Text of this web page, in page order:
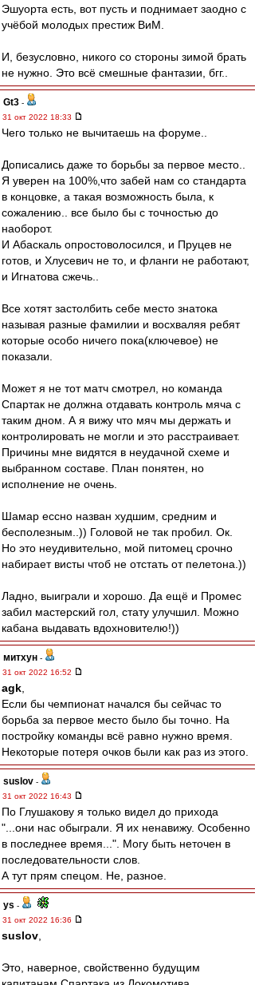
Эшуорта есть, вот пусть и поднимает заодно с
учёбой молодых престиж ВиМ.
И, безусловно, никого со стороны зимой брать
не нужно. Это всё смешные фантазии, бгг..
Gt3 -
31 окт 2022 18:33
Чего только не вычитаешь на форуме..
Дописались даже то борьбы за первое место..
Я уверен на 100%,что забей нам со стандарта
в концовке, а такая возможность была, к
сожалению.. все было бы с точностью до
наоборот.
И Абаскаль опростоволосился, и Пруцев не
готов, и Хлусевич не то, и фланги не работают,
и Игнатова сжечь..
Все хотят застолбить себе место знатока
называя разные фамилии и восхваляя ребят
которые особо ничего пока(ключевое) не
показали.
Может я не тот матч смотрел, но команда
Спартак не должна отдавать контроль мяча с
таким дном. А я вижу что мяч мы держать и
контролировать не могли и это расстраивает.
Причины мне видятся в неудачной схеме и
выбранном составе. План понятен, но
исполнение не очень.
Шамар ессно назван худшим, средним и
бесполезным..)) Головой не так пробил. Ок.
Но это неудивительно, мой питомец срочно
набирает висты чтоб не отстать от пелетона.))
Ладно, выиграли и хорошо. Да ещё и Промес
забил мастерский гол, стату улучшил. Можно
кабана выдавать вдохновителю!))
митхун -
31 окт 2022 16:52
agk
Если бы чемпионат начался бы сейчас то
борьба за первое место было бы точно. На
постройку команды всё равно нужно время.
Некоторые потеря очков были как раз из этого.
suslov -
31 окт 2022 16:43
По Глушакову я только видел до прихода
"...они нас обыграли. Я их ненавижу. Особенно
в последнее время...". Могу быть неточен в
последовательности слов.
А тут прям спецом. Не, разное.
ys -
31 окт 2022 16:36
suslov
Это, наверное, свойственно будущим